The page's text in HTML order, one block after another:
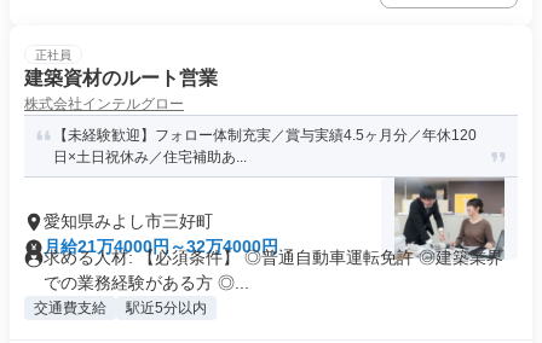
正社員
建築資材のルート営業
株式会社インテルグロー
【未経験歓迎】フォロー体制充実／賞与実績4.5ヶ月分／年休120
日×土日祝休み／住宅補助あ...
愛知県みよし市三好町
月給21万4000円～32万4000円
求める人材: 【必須条件】 ◎普通自動車運転免許 ◎建築業界
での業務経験がある方 ◎...
交通費支給 駅近5分以内